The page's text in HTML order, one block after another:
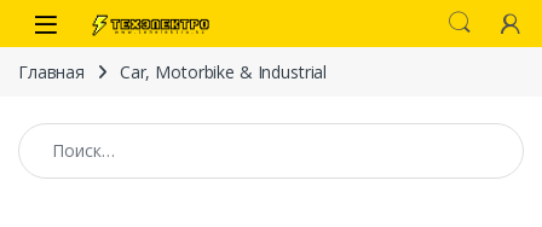
Перейти к навигации
перейти к содержанию
Open
Главная Car, Motorbike & Industrial
Найти: